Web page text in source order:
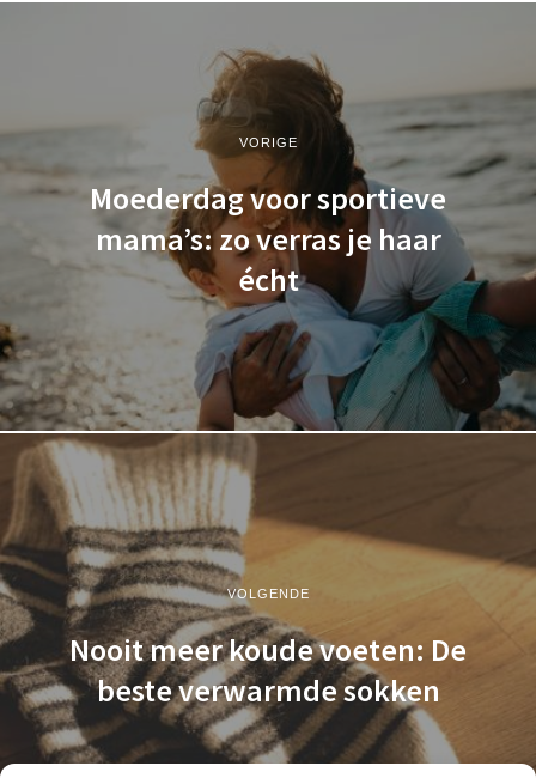
VORIGE
Moederdag voor sportieve
mama’s: zo verras je haar
écht
VOLGENDE
Nooit meer koude voeten: De
beste verwarmde sokken